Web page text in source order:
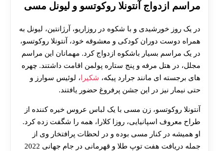
مراسم ازدواج آنتونلا روکوتسو و لیونل مسی
در یک روز خورشیدی و با شکوه در روزاریو، آرژانتین، لیونل به
همراه دوست دوران کودکی و معشوقه‌ خود، آنتونلا روکوتسو،
در یک مراسم بسیار باشکوه ازدواج کرد. مهمانان این مراسم
مجلل، در هتل مرفه و پنج‌ ستاره پولمن اقامت داشتند. چهره‌
های برجسته‌ ای مانند جرارد پیکه، شکیرا ، لوئیس سوارز و
حتی نیمار نیز در این جشن پرفروغ حضور یافتند.
آنتونلا روکوتسو، زن مسی با یک لباس عروس خیره‌ کننده از
طراح معروف اسپانیایی، روزا کلارا، همه را شگفت‌ زده کرد.
او همیشه در کنار مسی بوده و در لحظات پرافتخار وی از
جمله دریافت هفت توپ طلا و قهرمانی در جام جهانی 2022